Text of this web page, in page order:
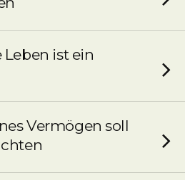
Leben ist ein
Vermögen soll